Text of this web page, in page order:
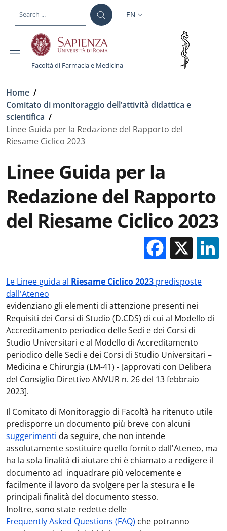
LANGUAGE SWITCHER:
EN
Facoltà di Farmacia e Medicina
Breadcrumb
Home /
Comitato di monitoraggio dell’attività didattica e
scientifica /
Linee Guida per la Redazione del Rapporto del
Riesame Ciclico 2023
Linee Guida per la
Redazione del Rapporto
del Riesame Ciclico 2023
X
Le Linee guida al Riesame Ciclico 2023 predisposte
dall'Ateneo
evidenziano gli elementi di attenzione presenti nei
Requisiti dei Corsi di Studio (D.CDS) di cui al Modello di
Accreditamento periodico delle Sedi e dei Corsi di
Studio Universitari e al Modello di Accreditamento
periodico delle Sedi e dei Corsi di Studio Universitari –
Medicina e Chirurgia (LM-41) - [approvati con Delibera
del Consiglio Direttivo ANVUR n. 26 del 13 febbraio
2023].
Il Comitato di Monitoraggio di Facoltà ha ritenuto utile
predisporre un documento più breve con alcuni
suggerimenti da seguire, che non intende
assolutamente sostituire quello fornito dall'Ateneo, ma
ha la sola finalità di aiutare chi è chiamato a redigere il
documento ad inquadrare più velocemente e
facilmente il lavoro da svolgere per la stesura e le
principali finalità del documento stesso.
Inoltre, sono state redette delle
Frequently Asked Questions (FAQ) che potranno